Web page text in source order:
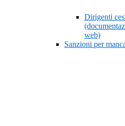
Dirigenti
web)
Sanzioni per